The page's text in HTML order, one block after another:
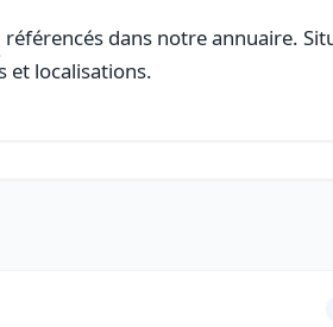
référencés dans notre annuaire.
et localisations.